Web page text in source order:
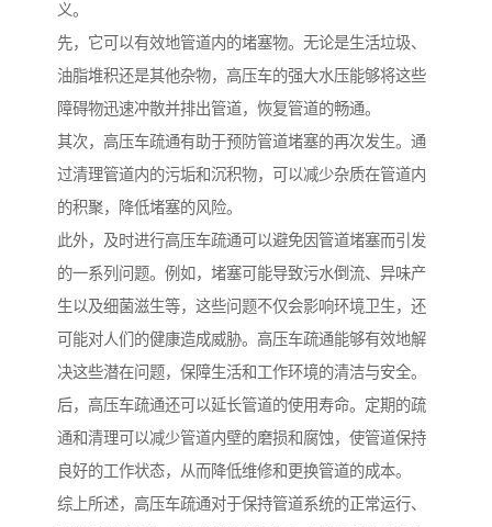
义。
先，它可以有效地管道内的堵塞物。无论是生活垃圾、
油脂堆积还是其他杂物，高压车的强大水压能够将这些
障碍物迅速冲散并排出管道，恢复管道的畅通。
其次，高压车疏通有助于预防管道堵塞的再次发生。通
过清理管道内的污垢和沉积物，可以减少杂质在管道内
的积聚，降低堵塞的风险。
此外，及时进行高压车疏通可以避免因管道堵塞而引发
的一系列问题。例如，堵塞可能导致污水倒流、异味产
生以及细菌滋生等，这些问题不仅会影响环境卫生，还
可能对人们的健康造成威胁。高压车疏通能够有效地解
决这些潜在问题，保障生活和工作环境的清洁与安全。
后，高压车疏通还可以延长管道的使用寿命。定期的疏
通和清理可以减少管道内壁的磨损和腐蚀，使管道保持
良好的工作状态，从而降低维修和更换管道的成本。
综上所述，高压车疏通对于保持管道系统的正常运行、